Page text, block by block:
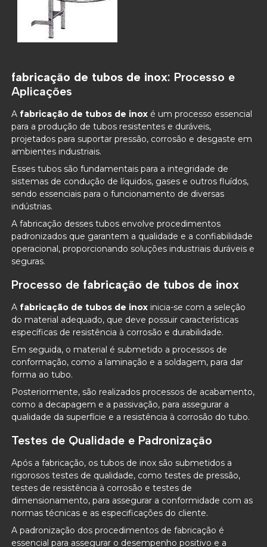
fabricação de tubos de inox: Processo e
Aplicações
Afabricação de tubos de inox é um processo essencial
para a produção de tubos resistentes e duráveis,
projetados para suportar pressão, corrosão e desgaste em
ambientes industriais.
Esses tubos são fundamentais para a integridade de
sistemas de condução de líquidos, gases e outros fluídos,
sendo essenciais para o funcionamento de diversas
indústrias.
A fabricação desses tubos envolve procedimentos
padronizados que garantem a qualidade e a confiabilidade
operacional, proporcionando soluções industriais duráveis e
seguras.
Processo de fabricação de tubos de inox
Afabricação de tubos de inox inicia-se com a seleção
do material adequado, que deve possuir características
específicas de resistência à corrosão e durabilidade.
Em seguida, o material é submetido a processos de
conformação, como a laminação e a soldagem, para dar
forma ao tubo.
Posteriormente, são realizados processos de acabamento,
como a decapagem e a passivação, para assegurar a
qualidade da superfície e a resistência à corrosão do tubo.
Testes de Qualidade e Padronização
Após a fabricação, os tubos de inox são submetidos a
rigorosos testes de qualidade, como testes de pressão,
testes de resistência à corrosão e testes de
dimensionamento, para assegurar a conformidade com as
normas técnicas e as especificações do cliente.
A padronização dos procedimentos de fabricação é
essencial para assegurar o desempenho positivo e a